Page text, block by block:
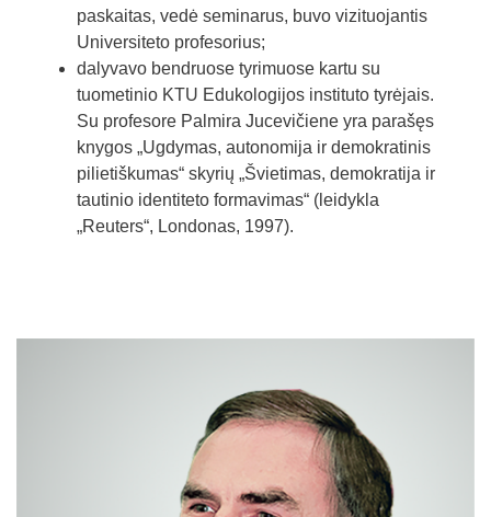
paskaitas, vedė seminarus, buvo vizituojantis
Universiteto profesorius;
dalyvavo bendruose tyrimuose kartu su
tuometinio KTU Edukologijos instituto tyrėjais.
Su profesore Palmira Jucevičiene yra parašęs
knygos „Ugdymas, autonomija ir demokratinis
pilietiškumas“ skyrių „Švietimas, demokratija ir
tautinio identiteto formavimas“ (leidykla
„Reuters“, Londonas, 1997).